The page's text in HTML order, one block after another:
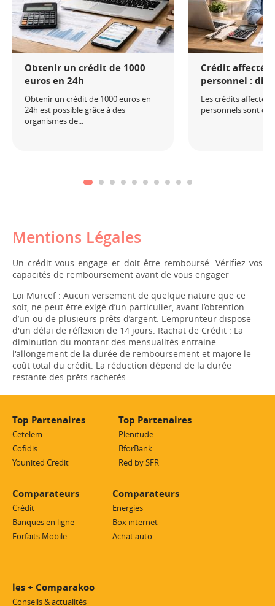
Obtenir un crédit de 1000
euros en 24h
Obtenir un crédit de 1000 euros en
24h est possible grâce à des
organismes de...
Crédit affecté
personnel :
Les crédits affectés
personnels sont
Mentions Légales
Un crédit vous engage et doit être remboursé. Vérifiez vos
capacités de remboursement avant de vous engager
Loi Murcef : Aucun versement de quelque nature que ce
soit, ne peut être exigé d’un particulier, avant l’obtention
d’un ou de plusieurs prêts d’argent. L'emprunteur dispose
d'un délai de réflexion de 14 jours. Rachat de Crédit : La
diminution du montant des mensualités entraine
l'allongement de la durée de remboursement et majore le
coût total du crédit. La réduction dépend de la durée
restante des prêts rachetés.
Top Partenaires
Cetelem
Cofidis
Younited Credit
Top Partenaires
Plenitude
BforBank
Red by SFR
Comparateurs
Crédit
Banques en ligne
Forfaits Mobile
Comparateurs
Energies
Box internet
Achat auto
les + Comparakoo
Conseils & actualités